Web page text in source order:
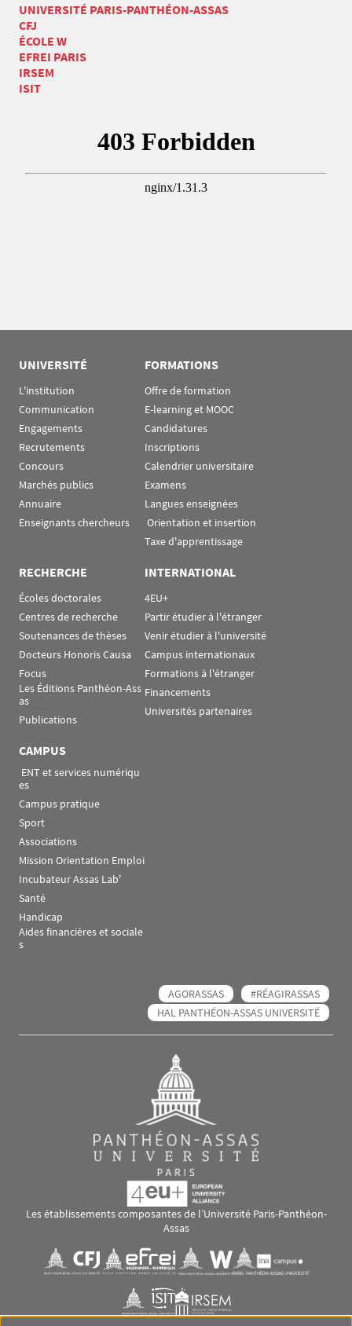
UNIVERSITÉ PARIS-PANTHÉON-ASSAS
CFJ
ÉCOLE W
EFREI PARIS
IRSEM
ISIT
UNIVERSITÉ
L'institution
Communication
Engagements
Recrutements
Concours
Marchés publics
Annuaire
Enseignants chercheurs
FORMATIONS
Offre de formation
E-learning et MOOC
Candidatures
Inscriptions
Calendrier universitaire
Examens
Langues enseignées
Orientation et insertion
Taxe d'apprentissage
RECHERCHE
Écoles doctorales
Centres de recherche
Soutenances de thèses
Docteurs Honoris Causa
Focus
Les Éditions Panthéon-Ass
as
Publications
INTERNATIONAL
4EU+
Partir étudier à l'étranger
Venir étudier à l'université
Campus internationaux
Formations à l'étranger
Financements
Universités partenaires
CAMPUS
es
Campus pratique
Sport
Associations
Mission Orientation Emploi
Incubateur Assas Lab'
Santé
Handicap
Aides financières et sociale
s
AGORASSAS
#RÉAGIRASSAS
HAL PANTHÉON-ASSAS UNIVERSITÉ
Les établissements composantes de l’Université Paris-Panthéon-
Assas
Visuel svgVisuel svg Visuel svgVisuel svg
Visuel svgVisuel svg